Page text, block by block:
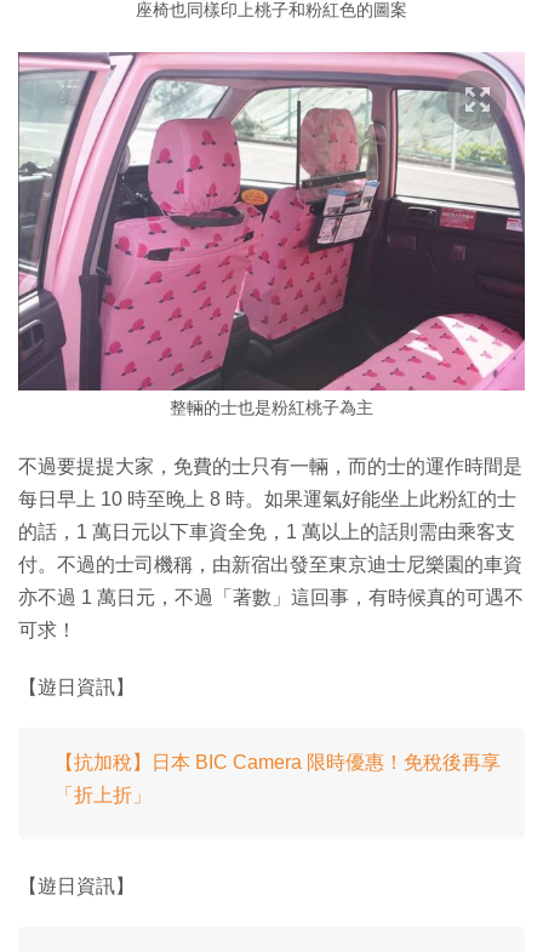
座椅也同樣印上桃子和粉紅色的圖案
整輛的士也是粉紅桃子為主
不過要提提大家，免費的士只有一輛，而的士的運作時間是
每日早上 10 時至晚上 8 時。如果運氣好能坐上此粉紅的士
的話，1 萬日元以下車資全免，1 萬以上的話則需由乘客支
付。不過的士司機稱，由新宿出發至東京迪士尼樂園的車資
亦不過 1 萬日元，不過「著數」這回事，有時候真的可遇不
可求！
【遊日資訊】
【抗加稅】日本 BIC Camera 限時優惠！免稅後再享
「折上折」
【遊日資訊】